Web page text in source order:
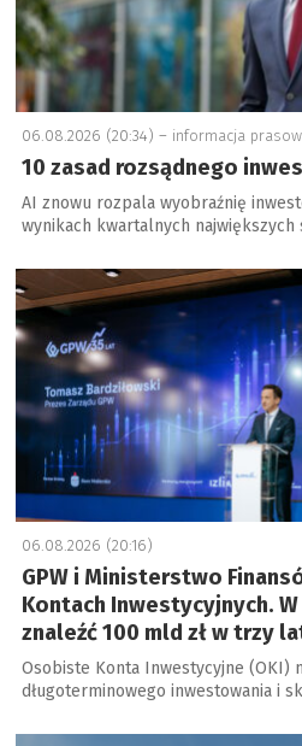
06.08.2026 (20:34) – informacja
10 zasad rozsądnego
AI znowu rozpala wyobraźnię
wynikach kwartalnych
a
06.08.2026 (20:16)
GPW i Ministerstwo
Kontach Inwestycyjnych.
znaleźć 100 mld zł w trzy
Osobiste Konta Inwestycyjne (OKI)
długoterminowego inwestowania i
a